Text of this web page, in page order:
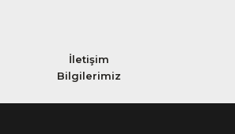
İletişim
Bilgilerimiz